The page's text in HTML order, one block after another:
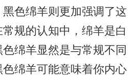
色绵羊则更加强调了这
规的认知中，绵羊是白
绵羊显然是与常规不同
绵羊可能意味着你内心